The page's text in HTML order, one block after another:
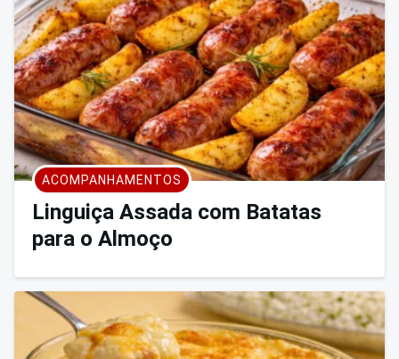
ACOMPANHAMENTOS
Linguiça Assada com Batatas
para o Almoço